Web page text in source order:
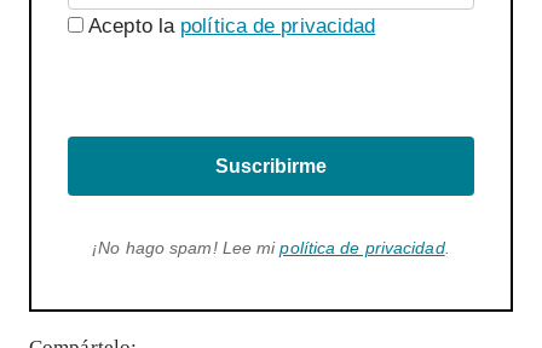
Acepto la política de privacidad
Suscribirme
¡No hago spam! Lee mipolítica de privacidad.